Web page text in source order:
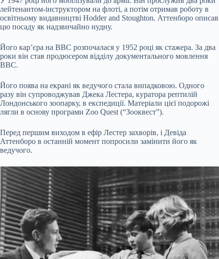
лейтенантом-інструктором на флоті, а потім отримав роботу в
освітньому видавництві Hodder and Stoughton. Аттенборо описав
цю посаду як надзвичайно нудну.
Його кар’єра на ВВС розпочалася у 1952 році як стажера. За два
роки він став продюсером відділу документального мовлення
ВВС.
Його поява на екрані як ведучого стала випадковою. Одного
разу він супроводжував Джека Лестера, куратора рептилій
Лондонського зоопарку, в експедиції. Матеріали цієї подорожі
лягли в основу програми Zoo Quest (“Зооквест”).
Перед першим виходом в ефір Лестер захворів, і Девіда
Аттенборо в останній момент попросили замінити його як
ведучого.